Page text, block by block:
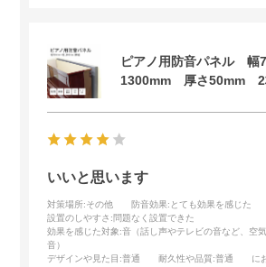
ピアノ用防音パネル 幅
1300mm 厚さ50mm 2
いいと思います
対策場所:その他 防音効果:とても効果を感じた
設置のしやすさ :問題なく設置できた
効果を感じた対象:音（話し声やテレビの音など、空
音）
デザインや見た目 :普通 耐久性や品質:普通 に